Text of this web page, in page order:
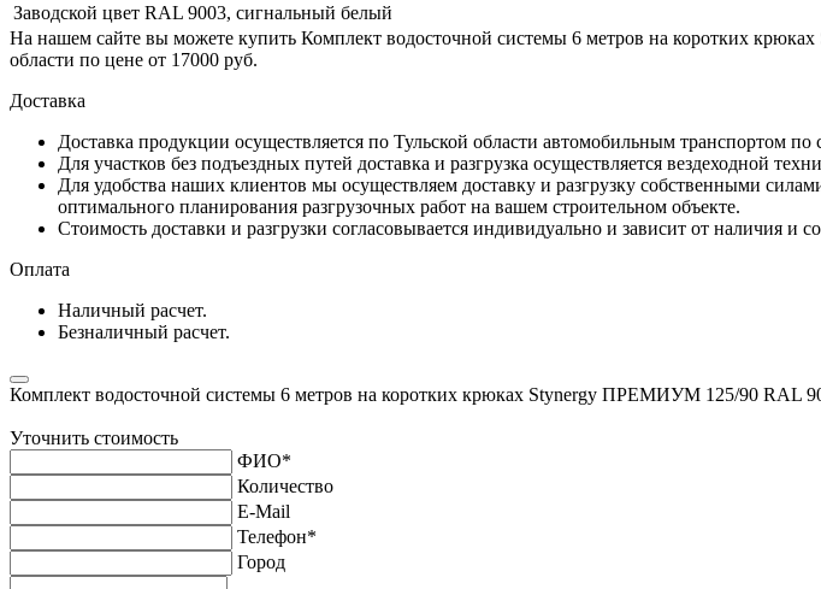
Заводской цвет RAL 9003, сигнальный белый
На нашем сайте вы можете купить Комплект водосточной системы 6 метров на коротких
области по цене от 17000 руб.
Доставка
Доставка продукции осуществляется по Тульской области автомобильным транспортом по
Для участков без подъездных путей доставка и разгрузка осуществляется вездеходной
Для удобства наших клиентов мы осуществляем доставку и разгрузку собственными
оптимального планирования разгрузочных работ на вашем строительном объекте.
Стоимость доставки и разгрузки согласовывается индивидуально и зависит от наличия и
Оплата
Наличный расчет.
Безналичный расчет.
Комплект водосточной системы 6 метров на коротких крюках Stynergy ПРЕМИУМ 125/90 RAL
Уточнить стоимость
ФИО*
Количество
E-Mail
Телефон*
Город